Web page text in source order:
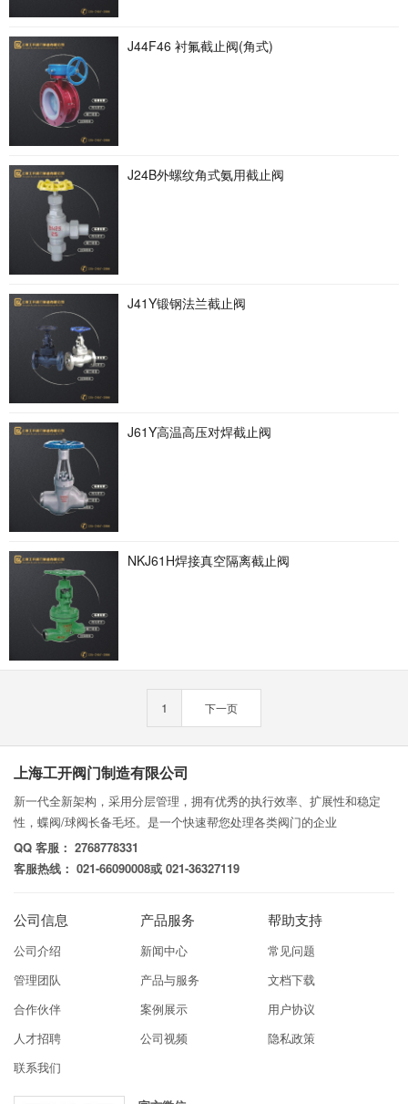
J44F46 衬氟截止阀(角式)
J24B外螺纹角式氨用截止阀
J41Y锻钢法兰截止阀
J61Y高温高压对焊截止阀
NKJ61H焊接真空隔离截止阀
1 下一页
上海工开阀门制造有限公司
新一代全新架构，采用分层管理，拥有优秀的执行效率、扩展性和稳定
性，蝶阀/球阀长备毛坯。是一个快速帮您处理各类阀门的企业
QQ 客服： 2768778331
客服热线： 021-66090008或 021-36327119
公司信息
公司介绍
管理团队
合作伙伴
人才招聘
联系我们
产品服务
新闻中心
产品与服务
案例展示
公司视频
帮助支持
常见问题
文档下载
用户协议
隐私政策